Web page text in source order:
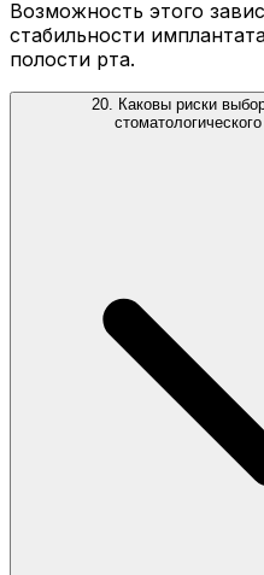
Возможность этого
стабильности
полости рта.
20. Каковы риски